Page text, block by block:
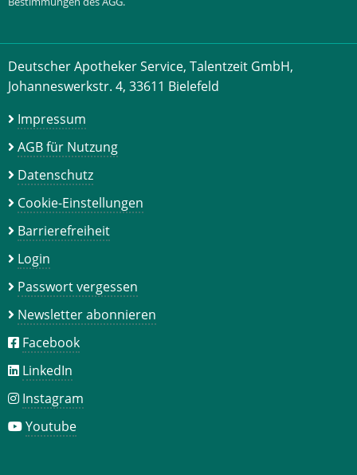
Deutscher Apotheker Service, Talentzeit GmbH,
Johanneswerkstr. 4, 33611 Bielefeld
Impressum
AGB für Nutzung
Datenschutz
Cookie-Einstellungen
Barrierefreiheit
Login
Passwort vergessen
Newsletter abonnieren
Facebook
LinkedIn
Instagram
Youtube